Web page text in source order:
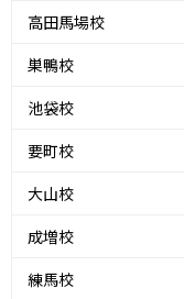
高田馬場校
巣鴨校
池袋校
要町校
大山校
成増校
練馬校